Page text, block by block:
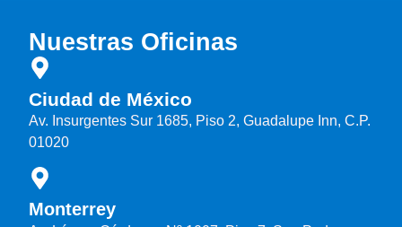
Nuestras Oficinas
Ciudad de México
Av. Insurgentes Sur 1685, Piso 2, Guadalupe Inn, C.P.
01020
Monterrey